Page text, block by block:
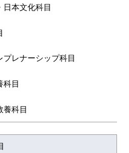
日本文化科目
プレナーシップ科目
科目
養科目